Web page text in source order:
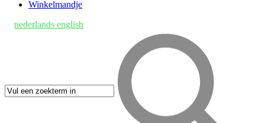
Winkelmandje
nederlands english